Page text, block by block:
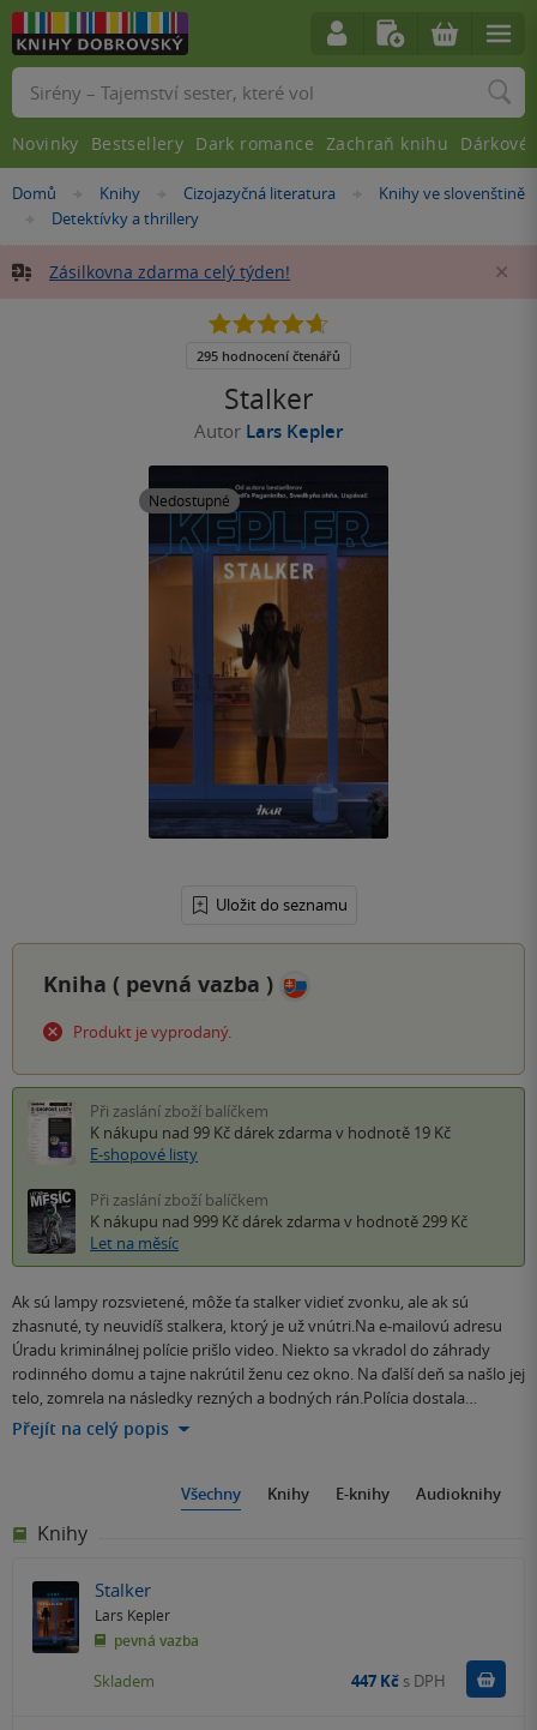
Nacházíte
Domů »Knihy »Cizojazyčná literatura »
Knihy ve slovenštině
»
Detektívky a thrillery
Zásilkovna zdarma celý týden!
Stalker
Autor Lars Kepler
Nedostupné
Uložit do seznamu
4.7
5
295 hodnocení čtenářů
Kniha ( pevná vazba )
Produkt je vyprodaný.
Při zaslání zboží balíčkem
K nákupu nad 99 Kč dárek zdarma v hodnotě 19 Kč
E-shopové listy
Při zaslání zboží balíčkem
K nákupu nad 999 Kč dárek zdarma v hodnotě 299 Kč
Let na měsíc
Ak sú lampy rozsvietené, môže ťa stalker vidieť zvonku, ale ak sú
zhasnuté, ty neuvidíš stalkera, ktorý je už vnútri.Na e-mailovú adresu
Úradu kriminálnej polície prišlo video. Niekto sa vkradol do záhrady
rodinného domu a tajne nakrútil ženu cez okno. Na ďalší deň sa našlo jej
telo, zomrela na následky rezných a bodných rán.Polícia dostala…
Přejít na celý popis
Všechny Knihy E-knihy Audioknihy
Knihy
Stalker
Lars Kepler
pevná vazba
Skladem 447 Kč s DPH
Vyhledávání
Novinky Bestsellery Dark romance Zachraň knihu Dárkové